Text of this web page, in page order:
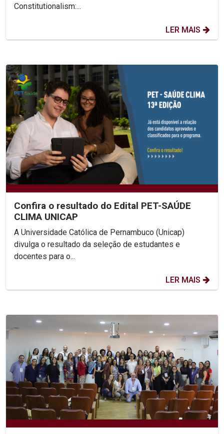
Constitutionalism:...
LER MAIS
Confira o resultado do Edital PET-SAÚDE
CLIMA UNICAP
A Universidade Católica de Pernambuco (Unicap)
divulga o resultado da seleção de estudantes e
docentes para o...
LER MAIS